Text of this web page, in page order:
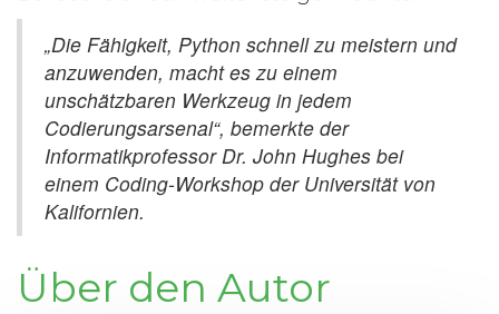
„Die Fähigkeit, Python schnell zu meistern und
anzuwenden, macht es zu einem
unschätzbaren Werkzeug in jedem
Codierungsarsenal“, bemerkte der
Informatikprofessor Dr. John Hughes bei
einem Coding-Workshop der Universität von
Kalifornien.
Über den Autor